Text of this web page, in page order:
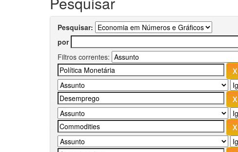
Pesquisar:
por
Filtros correntes: